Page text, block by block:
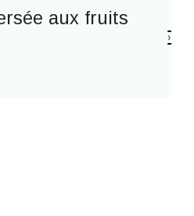
Gâteau
Gaufres comme à la
›